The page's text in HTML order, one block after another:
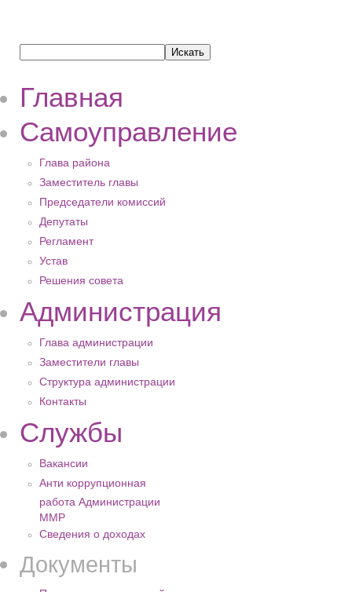
Главная
Самоуправление
Глава района
Заместитель главы
Председатели комиссий
Депутаты
Регламент
Устав
Решения совета
Администрация
Глава администрации
Заместители главы
Структура администрации
Контакты
Службы
Вакансии
Анти коррупционная
работа Администрации
ММР
Сведения о доходах
Документы